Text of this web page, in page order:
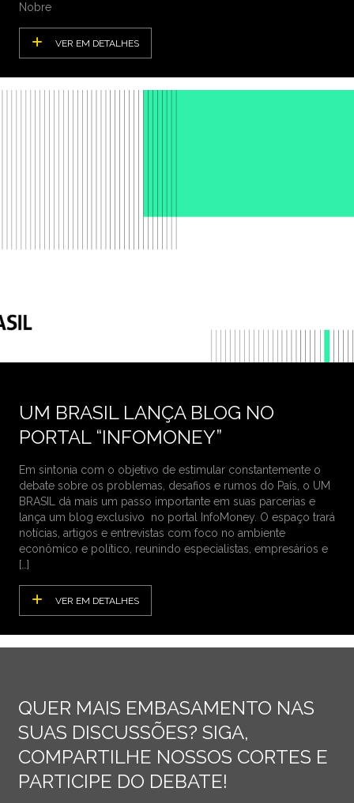
Nobre
VER EM DETALHES
UM BRASIL LANÇA BLOG NO
PORTAL “INFOMONEY”
Em sintonia com o objetivo de estimular constantemente o
debate sobre os problemas, desafios e rumos do País, o UM
BRASIL dá mais um passo importante em suas parcerias e
lança um blog exclusivo no portal InfoMoney. O espaço trará
notícias, artigos e entrevistas com foco no ambiente
econômico e político, reunindo especialistas, empresários e
[…]
VER EM DETALHES
QUER MAIS EMBASAMENTO NAS
SUAS DISCUSSÕES? SIGA,
COMPARTILHE NOSSOS CORTES E
PARTICIPE DO DEBATE!